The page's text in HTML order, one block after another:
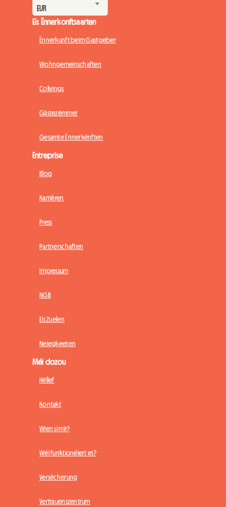
Eis Ënnerkonftsaarten
Ënnerkunft beim Gastgeber
Wohngemeinschaften
Colivings
Gästezëmmer
Gesamte Ënnerkënften
Entreprise
Blog
Karrièren
Press
Partnerschaften
Impressum
NGB
Eis Zuelen
Neiegkeeten
Méi dozou
Hëllef
Kontakt
Wien si mir?
Wéi funktionéiert et?
Versécherung
Vertrauenszentrum